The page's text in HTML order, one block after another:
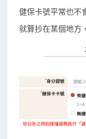
健保卡號平常也不
就算抄在某個地方